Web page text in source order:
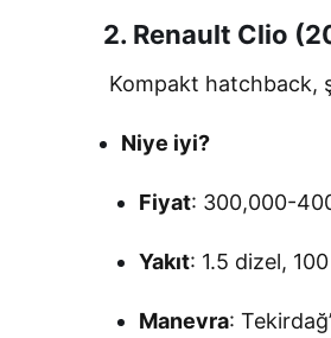
2. Renault Clio
Kompakt hatchback,
Niye iyi?
Fiyat: 300,000-
Yakıt: 1.5 dizel,
Manevra: